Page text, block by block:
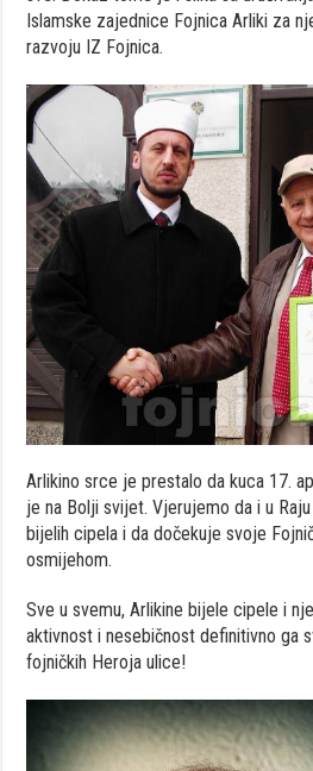
Islamske zajednice Fojnica Arliki za
razvoju IZ Fojnica.
Arlikino srce je prestalo da kuca 17.
je na Bolji svijet. Vjerujemo da i u
bijelih cipela i da dočekuje svoje
osmijehom.
Sve u svemu, Arlikine bijele cipele i
aktivnost i nesebičnost definitivno ga
fojničkih Heroja ulice!